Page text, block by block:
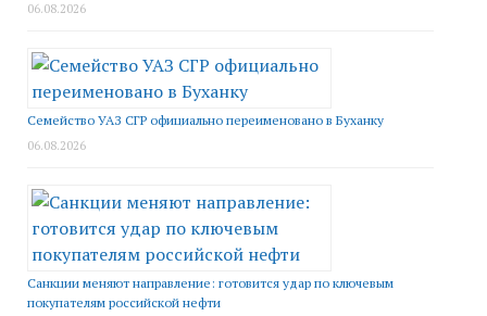
06.08.2026
Семейство УАЗ СГР официально переименовано в Буханку
06.08.2026
Санкции меняют направление: готовится удар по ключевым
покупателям российской нефти